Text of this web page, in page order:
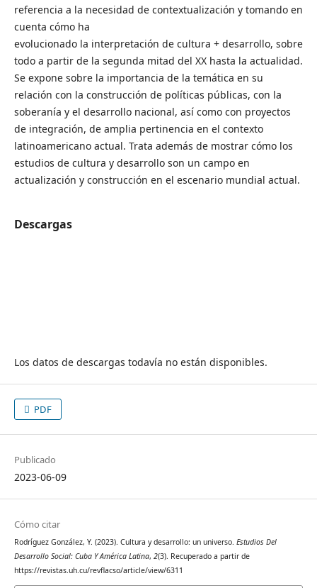
referencia a la necesidad de contextualización y tomando en
cuenta cómo ha
evolucionado la interpretación de cultura + desarrollo, sobre
todo a partir de la segunda mitad del XX hasta la actualidad.
Se expone sobre la importancia de la temática en su
relación con la construcción de políticas públicas, con la
soberanía y el desarrollo nacional, así como con proyectos
de integración, de amplia pertinencia en el contexto
latinoamericano actual. Trata además de mostrar cómo los
estudios de cultura y desarrollo son un campo en
actualización y construcción en el escenario mundial actual.
Descargas
Los datos de descargas todavía no están disponibles.
PDF
Publicado
2023-06-09
Cómo citar
Rodríguez González, Y. (2023). Cultura y desarrollo: un universo. Estudios Del
Desarrollo Social: Cuba Y América Latina, 2(3). Recuperado a partir de
https://revistas.uh.cu/revflacso/article/view/6311